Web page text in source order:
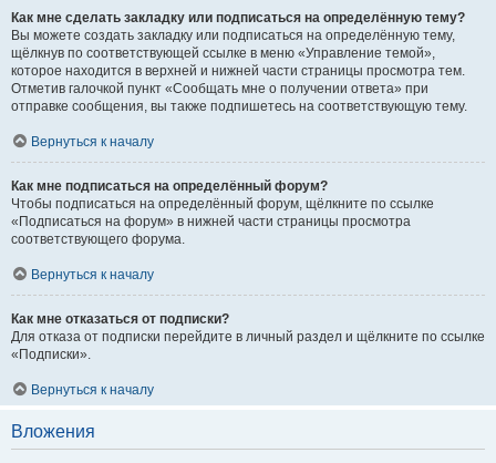
Как мне сделать закладку или подписаться на определённую тему?
Вы можете создать закладку или подписаться на определённую тему,
щёлкнув по соответствующей ссылке в меню «Управление темой»,
которое находится в верхней и нижней части страницы просмотра тем.
Отметив галочкой пункт «Сообщать мне о получении ответа» при
отправке сообщения, вы также подпишетесь на соответствующую тему.
Вернуться к началу
Как мне подписаться на определённый форум?
Чтобы подписаться на определённый форум, щёлкните по ссылке
«Подписаться на форум» в нижней части страницы просмотра
соответствующего форума.
Вернуться к началу
Как мне отказаться от подписки?
Для отказа от подписки перейдите в личный раздел и щёлкните по ссылке
«Подписки».
Вернуться к началу
Вложения